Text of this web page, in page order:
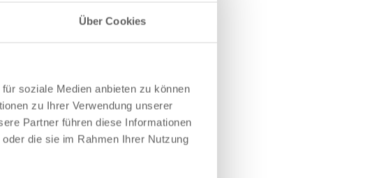
Über Cookies
soziale Medien anbieten zu können
zu Ihrer Verwendung unserer
Partner führen diese Informationen
die sie im Rahmen Ihrer Nutzung
das Trainingsvolumen auf
den gesamten
sonst mit nur einer
Effekt erzielen. Der Vorteil
Mal mit Reizen